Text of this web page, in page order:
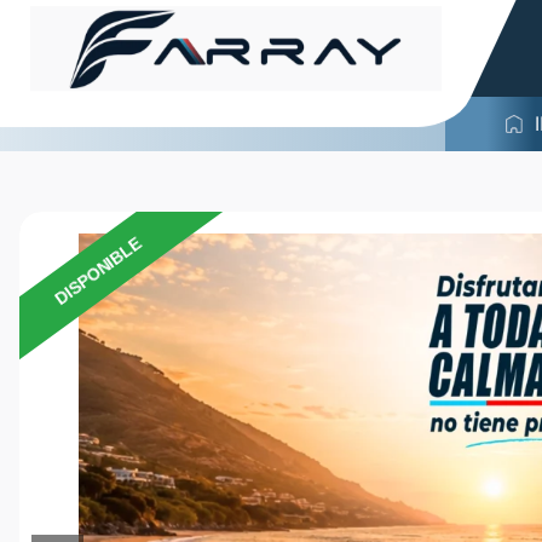
DISPONIBLE